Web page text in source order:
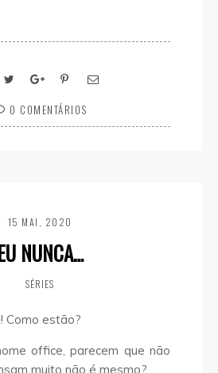
0 COMENTÁRIOS
15 MAI, 2020
NUNCA…
SÉRIES
Como estão?
office, parecem que não
muito não é mesmo?